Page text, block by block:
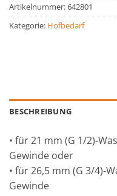
Artikelnummer:642801
Kategorie: Hofbedarf
BESCHREIBUNG
• für 21 mm (G 1/2)-
Gewinde oder
• für 26,5 mm (G 3/4)-
Gewinde